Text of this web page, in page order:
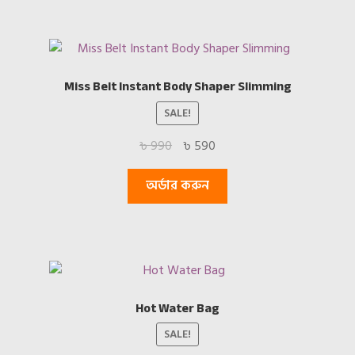
Miss Belt Instant Body Shaper Slimming
SALE!
৳990 Original
price
was:
৳ 990.
৳ 590Current
price
৳ 590.
অর্ডার করুন
Hot Water Bag
SALE!